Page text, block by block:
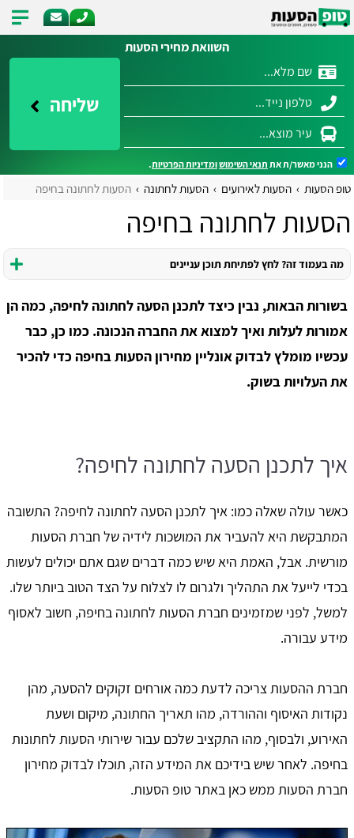
השוואת מחירי הסעות
שליחה
הנני מאשר/ת את תנאי השימושומדיניות הפרטיות.
טופ הסעות הסעות לאירועים הסעות לחתונה הסעות לחתונה בחיפה
הסעות לחתונה בחיפה
מה בעמוד זה? לחץ לפתיחת תוכן עניינים
בשורות הבאות, נבין כיצד לתכנן הסעה לחתונה לחיפה, כמה הן
אמורות לעלות ואיך למצוא את החברה הנכונה. כמו כן, כבר
עכשיו מומלץ לבדוק אונליין מחירון הסעות בחיפה כדי להכיר
את העלויות בשוק.
איך לתכנן הסעה לחתונה לחיפה?
כאשר עולה שאלה כמו: איך לתכנן הסעה לחתונה לחיפה? התשובה
המתבקשת היא להעביר את המושכות לידיה של חברת הסעות
מורשית. אבל, האמת היא שיש כמה דברים שגם אתם יכולים לעשות
בכדי לייעל את התהליך ולגרום לו לצלוח על הצד הטוב ביותר שלו.
למשל, לפני שמזמינים חברת הסעות לחתונה בחיפה, חשוב לאסוף
מידע עבורה.
חברת ההסעות צריכה לדעת כמה אורחים זקוקים להסעה, מהן
נקודות האיסוף וההורדה, מהו תאריך החתונה, מיקום ושעת
האירוע, ולבסוף, מהו התקציב שלכם עבור שירותי הסעות לחתונות
בחיפה. לאחר שיש בידיכם את המידע הזה, תוכלו לבדוק מחירון
חברת הסעות ממש כאן באתר טופ הסעות.